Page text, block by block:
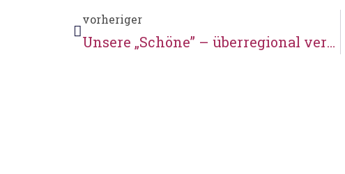
vorheriger
Unsere „Schöne” – überregional vertreten